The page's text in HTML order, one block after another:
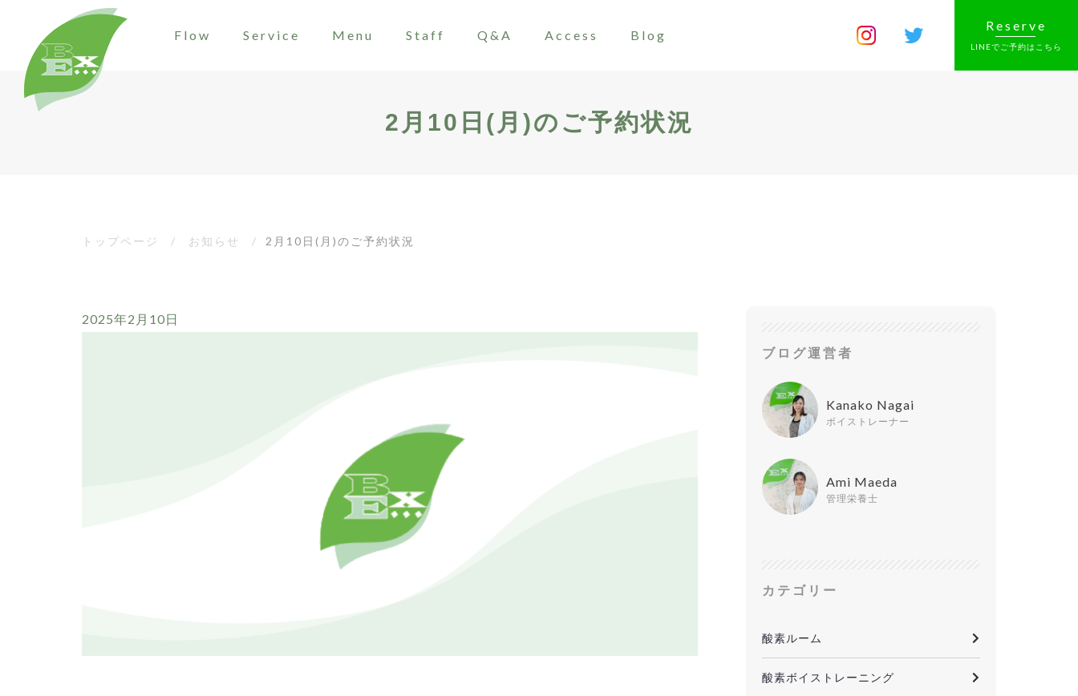
Flow Service Menu Staff Q&A Access Blog
Reserve
LINEでご予約はこちら
2月10日(月)のご予約状況
トップページ / お知らせ / 2月10日(月)のご予約状況
2025年2月10日
ブログ運営者
Kanako Nagai
ボイストレーナー
Ami Maeda
管理栄養士
カテゴリー
酸素ボイストレーニング
酸素ルーム